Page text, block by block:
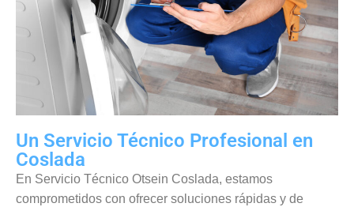
Un Servicio Técnico Profesional en
Coslada
En Servicio Técnico Otsein Coslada, estamos
comprometidos con ofrecer soluciones rápidas y de